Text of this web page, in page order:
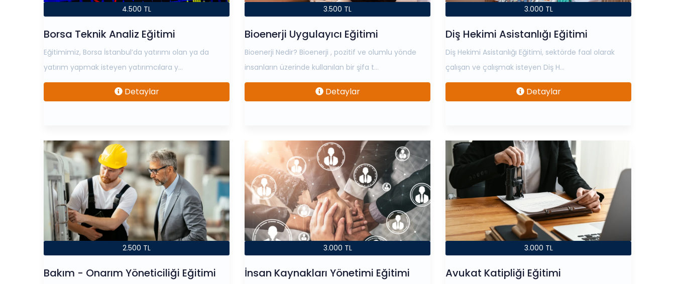
4.500 TL
Borsa Teknik Analiz Eğitimi
Eğitimimiz, Borsa İstanbul’da yatırımı olan ya da
yatırım yapmak isteyen yatırımcılara y...
Detaylar
3.500 TL
Bioenerji Uygulayıcı Eğitimi
Bioenerji Nedir? Bioenerji , pozitif ve olumlu yönde
insanların üzerinde kullanılan bir şifa t...
Detaylar
3.000 TL
Diş Hekimi Asistanlığı Eğitimi
Diş Hekimi Asistanlığı Eğitimi, sektörde faal olarak
çalışan ve çalışmak isteyen Diş H...
Detaylar
2.500 TL
Bakım - Onarım Yöneticiliği Eğitimi
3.000 TL
İnsan Kaynakları Yönetimi Eğitimi
3.000 TL
Avukat Katipliği Eğitimi